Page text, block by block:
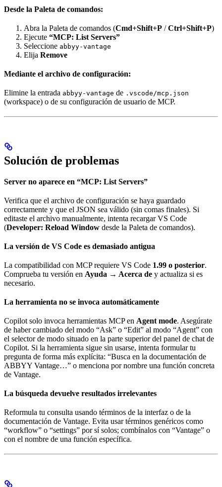
Desde la Paleta de comandos:
Abra la Paleta de comandos (Cmd+Shift+P /Ctrl+Shift+P)
Ejecute “MCP: List Servers”
Seleccione abbyy-vantage
Elija Remove
Mediante el archivo de configuración:
Elimine la entrada abbyy-vantage de .vscode/mcp.json
(workspace) o de su configuración de usuario de MCP.
Solución de problemas
Server no aparece en “MCP: List Servers”
Verifica que el archivo de configuración se haya guardado
correctamente y que el JSON sea válido (sin comas finales). Si
editaste el archivo manualmente, intenta recargar VS Code
(Developer: Reload Window desde la Paleta de comandos).
La versión de VS Code es demasiado antigua
La compatibilidad con MCP requiere VS Code 1.99 o posterior.
Comprueba tu versión en Ayuda → Acerca de y actualiza si es
necesario.
La herramienta no se invoca automáticamente
Copilot solo invoca herramientas MCP en Agent mode. Asegúrate
de haber cambiado del modo “Ask” o “Edit” al modo “Agent” con
el selector de modo situado en la parte superior del panel de chat de
Copilot. Si la herramienta sigue sin usarse, intenta formular tu
pregunta de forma más explícita: “Busca en la documentación de
ABBYY Vantage…” o menciona por nombre una función concreta
de Vantage.
La búsqueda devuelve resultados irrelevantes
Reformula tu consulta usando términos de la interfaz o de la
documentación de Vantage. Evita usar términos genéricos como
“workflow” o “settings” por sí solos; combínalos con “Vantage” o
con el nombre de una función específica.